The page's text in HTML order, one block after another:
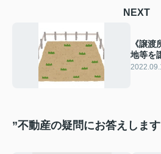
NEXT
《譲
地等を
”不動産の疑問にお答えしま